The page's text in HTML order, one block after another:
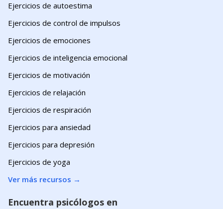
Ejercicios de autoestima
Ejercicios de control de impulsos
Ejercicios de emociones
Ejercicios de inteligencia emocional
Ejercicios de motivación
Ejercicios de relajación
Ejercicios de respiración
Ejercicios para ansiedad
Ejercicios para depresión
Ejercicios de yoga
Ver más recursos →
Encuentra psicólogos en